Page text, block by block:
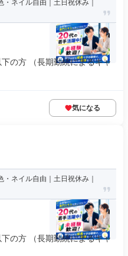
・ネイル自由｜土日祝休み｜
の方 （長期勤続によるキャ
気になる
・ネイル自由｜土日祝休み｜
の方 （長期勤続によるキャ